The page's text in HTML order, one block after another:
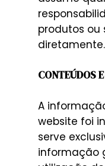
produtos ou
diretamente.
CONTEÚDOS
A
website foi
serve
informação